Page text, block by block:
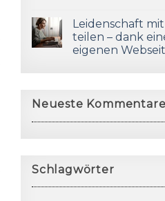
Leidenschaft
teilen – dank
eigenen
Neueste Kommentare
Schlagwörter